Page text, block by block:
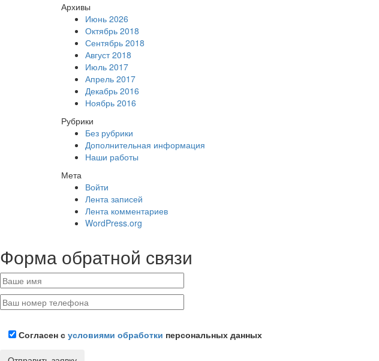
Архивы
Июнь 2026
Октябрь 2018
Сентябрь 2018
Август 2018
Июль 2017
Апрель 2017
Декабрь 2016
Ноябрь 2016
Рубрики
Без рубрики
Дополнительная информация
Наши работы
Мета
Войти
Лента записей
Лента комментариев
WordPress.org
Форма обратной связи
Согласен с условиями обработки персональных данных